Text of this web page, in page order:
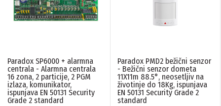
Paradox SP6000 + alarmna
centrala - Alarmna centrala
16 zona, 2 particije, 2 PGM
izlaza, komunikator,
ispunjava EN 50131 Security
Grade 2 standard
Paradox PMD2 bežični senzor
- Bežični senzor dometa
11X11m 88.5°, neosetljiv na
životinje do 18Kg, ispunjava
EN 50131 Security Grade 2
standard